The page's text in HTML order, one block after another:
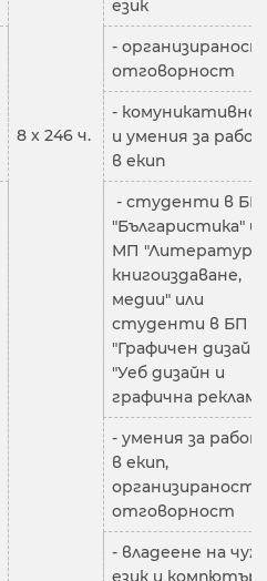
8 х 246 ч.
език
-
отговорност
-
и умения за
в екип
- студенти в БП
"Българистика"
МП "Литература,
книгоиздаване,
медии" или
студенти в БП
"Графичен
"Уеб дизайн и
графична
- умения за
в екип,
организираност
отговорност
- владеене на
език и